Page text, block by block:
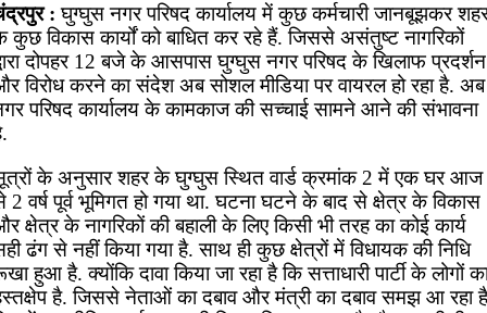
: घुग्घुस नगर परिषद कार्यालय में कुछ कर्मचारी जानबूझकर
कुछ विकास कार्यों को बाधित कर रहे हैं. जिससे असंतुष्ट नागरिकों
दोपहर 12 बजे के आसपास घुग्घुस नगर परिषद के खिलाफ प्रदर्शन
विरोध करने का संदेश अब सोशल मीडिया पर वायरल हो रहा है. अब
परिषद कार्यालय के कामकाज की सच्चाई सामने आने की संभावना
के अनुसार शहर के घुग्घुस स्थित वार्ड क्रमांक 2 में एक घर आज
2 वर्ष पूर्व भूमिगत हो गया था. घटना घटने के बाद से क्षेत्र के विकास
क्षेत्र के नागरिकों की बहाली के लिए किसी भी तरह का कोई कार्य
ढंग से नहीं किया गया है. साथ ही कुछ क्षेत्रों में विधायक की निधि
हुआ है. क्योंकि दावा किया जा रहा है कि सत्ताधारी पार्टी के लोगों
है. जिससे नेताओं का दबाव और मंत्री का दबाव समझ आ रहा